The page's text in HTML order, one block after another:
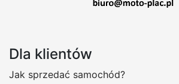
Dla klientów
Jak sprzedać samochód?